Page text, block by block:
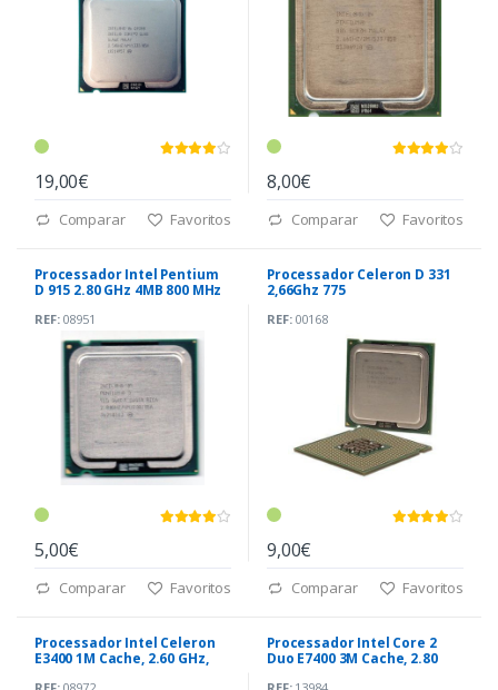
19,00€
Comparar Favoritos
8,00€
Comparar Favoritos
Processador Intel Pentium
D 915 2.80 GHz 4MB 800 MHz
REF:08951
5,00€
Comparar Favoritos
Processador Celeron D 331
2,66Ghz 775
REF:00168
9,00€
Comparar Favoritos
Processador Intel Celeron
E3400 1M Cache, 2.60 GHz,
Processador Intel Core 2
Duo E7400 3M Cache, 2.80